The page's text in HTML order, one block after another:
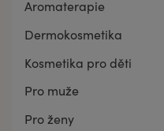
Aromaterapie
Dermokosmetika
Kosmetika pro děti
Pro muže
Pro ženy